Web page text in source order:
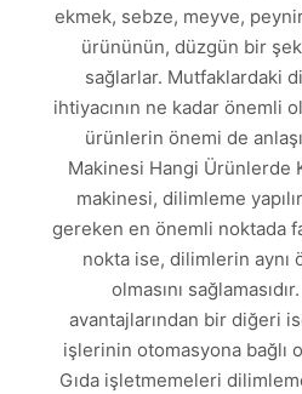
ekmek, sebze, meyve,
ürününün, düzgün bir
sağlarlar. Mutfaklardaki
ihtiyacının ne kadar önemli
ürünlerin önemi de
Makinesi Hangi Ürünlerde
makinesi, dilimleme
gereken en önemli noktada
nokta ise, dilimlerin aynı
olmasını
avantajlarından bir diğeri
işlerinin otomasyona bağlı
Gıda işletmemeleri